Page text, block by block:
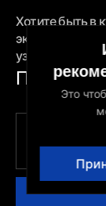
Хотите быть в
эксклюзивные
узнавать о
Это